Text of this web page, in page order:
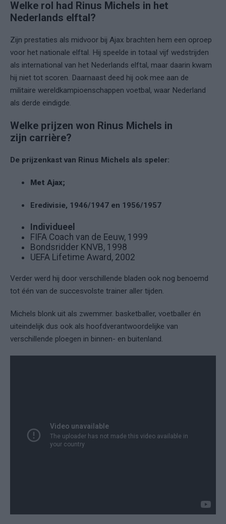
Welke rol had Rinus Michels in het
Nederlands elftal?
Zijn prestaties als midvoor bij Ajax brachten hem een oproep
voor het nationale elftal. Hij speelde in totaal vijf wedstrijden
als international van het Nederlands elftal, maar daarin kwam
hij niet tot scoren. Daarnaast deed hij ook mee aan de
militaire wereldkampioenschappen voetbal, waar Nederland
als derde eindigde.
Welke prijzen won Rinus Michels in
zijn carrière?
De prijzenkast van Rinus Michels als speler:
Met Ajax;
Eredivisie, 1946/1947 en 1956/1957
Individueel
FIFA Coach van de Eeuw, 1999
Bondsridder KNVB, 1998
UEFA Lifetime Award, 2002
Verder werd hij door verschillende bladen ook nog benoemd
tot één van de succesvolste trainer aller tijden.
Michels blonk uit als zwemmer. basketballer, voetballer én
uiteindelijk dus ook als hoofdverantwoordelijke van
verschillende ploegen in binnen- en buitenland.